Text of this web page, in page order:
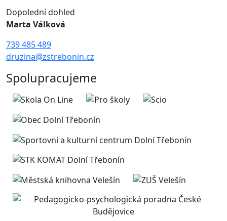
Dopolední dohled
Marta Válková
739 485 489
druzina@zstrebonin.cz
Spolupracujeme